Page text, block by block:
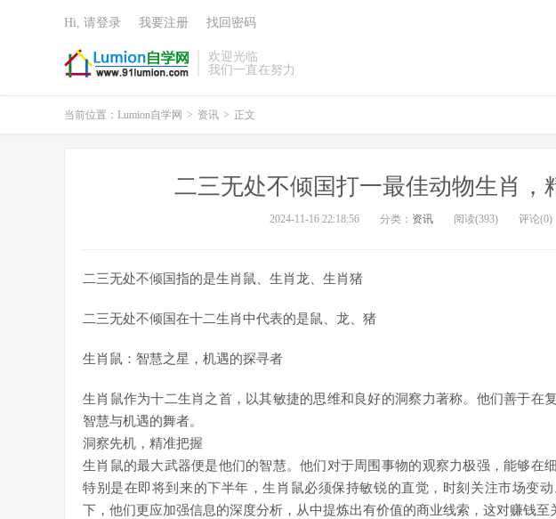
欢迎光临
我们一直在努力
Hi, 请登录 我要注册 找回密码
当前位置： Lumion自学网 > 资讯 > 正文
二三无处不倾国打一最佳动物生肖，
2024-11-16 22:18:56 分类： 资讯 阅读(393) 评论(0)
二三无处不倾国指的是生肖鼠、生肖龙、生肖猪
二三无处不倾国在十二生肖中代表的是鼠、龙、猪
生肖鼠：智慧之星，机遇的探寻者
生肖鼠作为十二生肖之首，以其敏捷的思维和良好的洞察力著称。他们善于在
智慧与机遇的舞者。
洞察先机，精准把握
生肖鼠的最大武器便是他们的智慧。他们对于周围事物的观察力极强，能够在
特别是在即将到来的下半年，生肖鼠必须保持敏锐的直觉，时刻关注市场变
下，他们更应加强信息的深度分析，从中提炼出有价值的商业线索，这对赚钱至